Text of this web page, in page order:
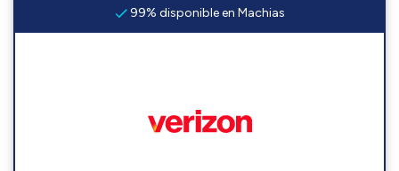
99% disponible en Machias